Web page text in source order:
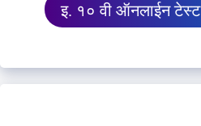
इ. १० वी ऑनलाईन टेस्ट